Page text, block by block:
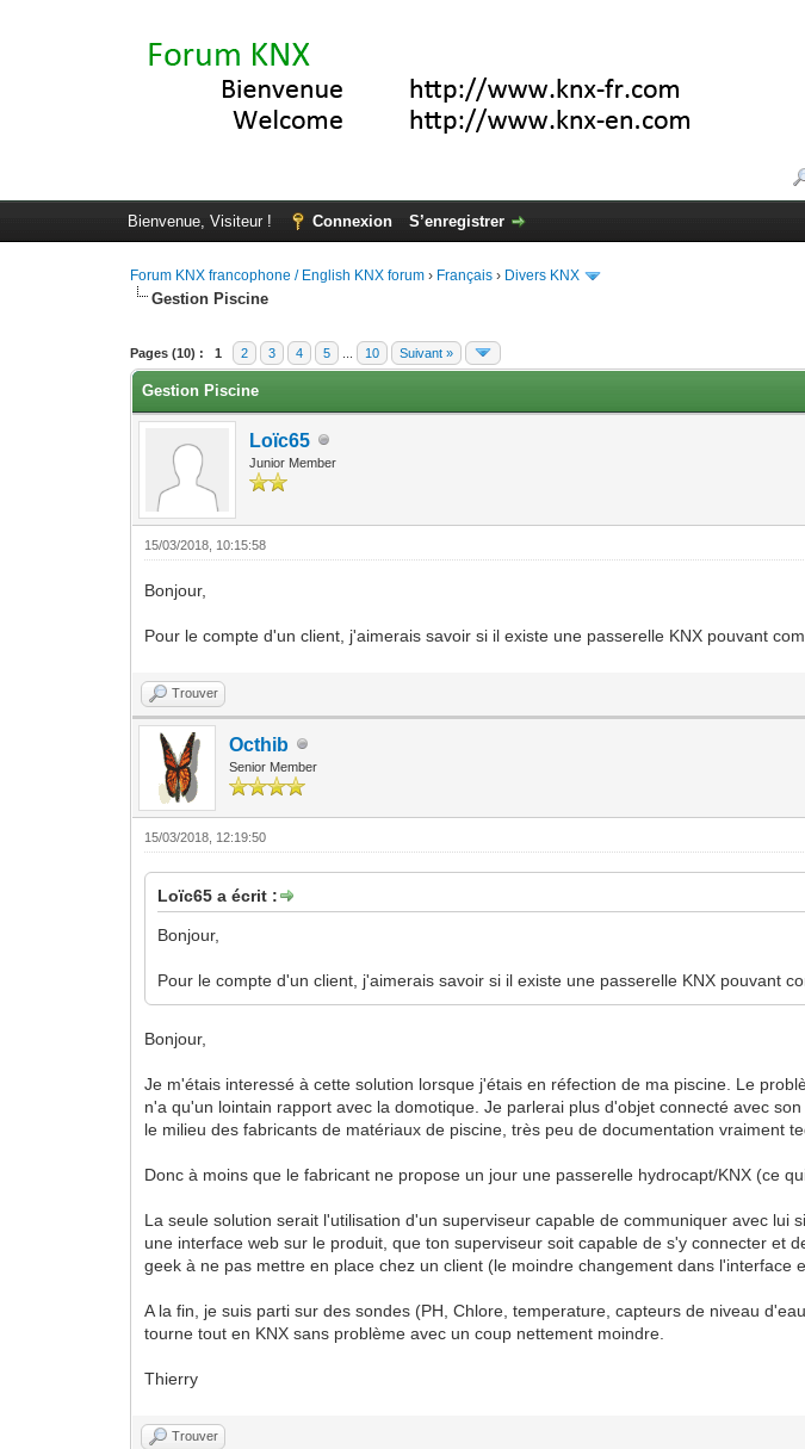
Bienvenue, Visiteur ! Connexion S’enregistrer
Forum KNX francophone / English KNX forum › Français › Divers KNX
Gestion Piscine
Pages (10) : 1 2 3 4 5 10 Suivant »
Moyenne : 0 (0 vote(s))
1
2
3
4
5
Gestion Piscine
Loïc65
Junior Member
15/03/2018, 10:15:58
Bonjour,
Pour le compte d'un client, j'aimerais savoir si il existe une passerelle KNX pouvant
Trouver
Octhib
Senior Member
15/03/2018, 12:19:50
Loïc65 a écrit :
Bonjour,
Pour le compte d'un client, j'aimerais savoir si il existe une passerelle KNX pouvant
Bonjour,
Je m'étais interessé à cette solution lorsque j'étais en réfection de ma piscine. Le
n'a qu'un lointain rapport avec la domotique. Je parlerai plus d'objet connecté avec
le milieu des fabricants de matériaux de piscine, très peu de documentation vraiment
Donc à moins que le fabricant ne propose un jour une passerelle hydrocapt/KNX (ce
La seule solution serait l'utilisation d'un superviseur capable de communiquer avec
une interface web sur le produit, que ton superviseur soit capable de s'y connecter et
geek à ne pas mettre en place chez un client (le moindre changement dans l'interface
A la fin, je suis parti sur des sondes (PH, Chlore, temperature, capteurs de niveau
tourne tout en KNX sans problème avec un coup nettement moindre.
Thierry
Trouver